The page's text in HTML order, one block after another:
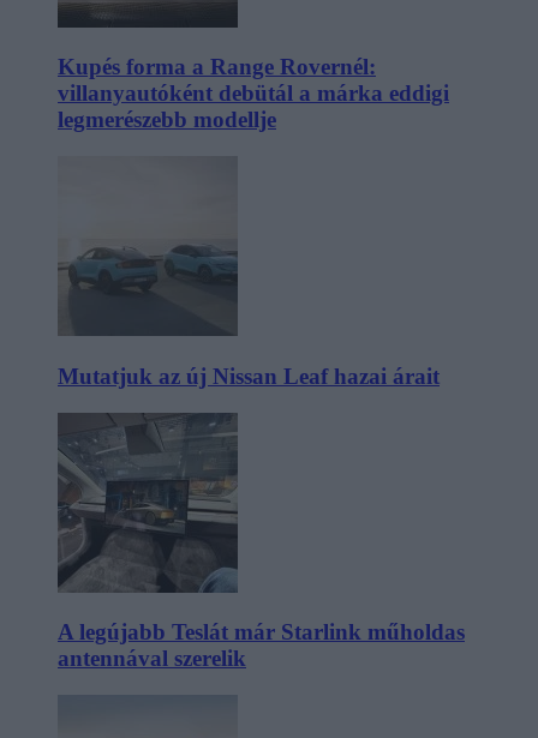
Kupés forma a Range Rovernél:
villanyautóként debütál a márka eddigi
legmerészebb modellje
Mutatjuk az új Nissan Leaf hazai árait
A legújabb Teslát már Starlink műholdas
antennával szerelik